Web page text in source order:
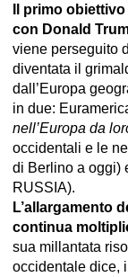
Il primo
con Donald
viene perseguito
diventata il
dall’Europa
in due:
nell’Europa da
occidentali e le
di Berlino a oggi)
RUSSIA).
L’allargamento
continua
sua millantata
occidentale dice,